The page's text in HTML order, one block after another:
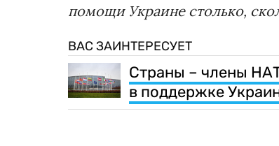
помощи Украине столько,
ВАС ЗАИНТЕРЕСУЕТ
Страны – члены
в поддержке